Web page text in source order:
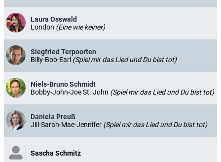
Laura Osswald
London (Eine wie keiner)
Siegfried Terpoorten
Billy-Bob-Earl (Spiel mir das Lied und Du bist tot)
Niels-Bruno Schmidt
Bobby-John-Joe St. John (Spiel mir das Lied und Du bist tot)
Daniela Preuß
Jill-Sarah-Mae-Jennifer (Spiel mir das Lied und Du bist tot)
Sascha Schmitz